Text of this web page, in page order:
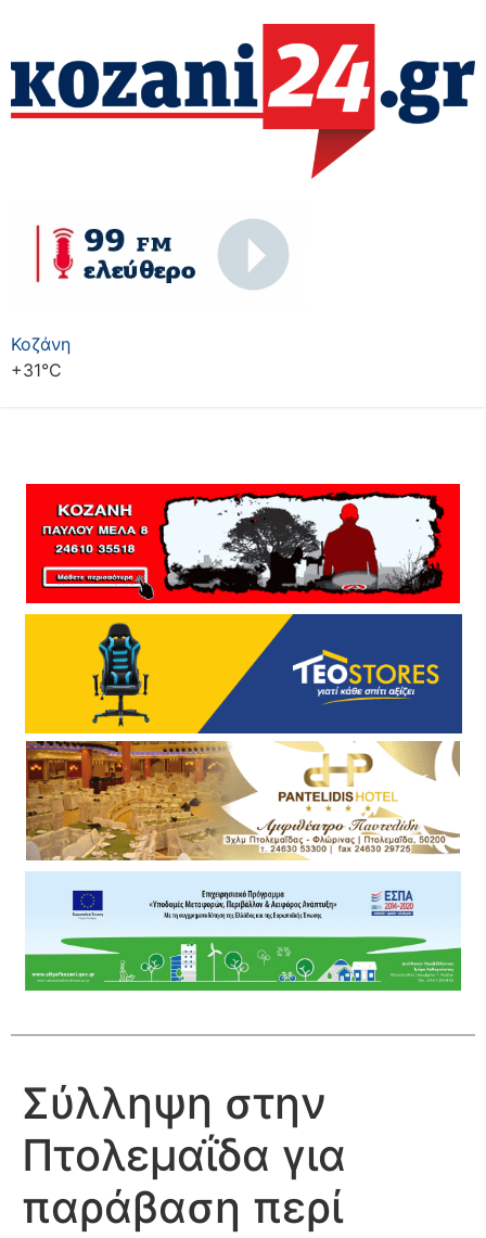
Κοζάνη
+31°C
Σύλληψη στην
Πτολεμαΐδα για
παράβαση περί